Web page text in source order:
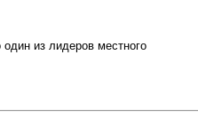
из лидеров местного